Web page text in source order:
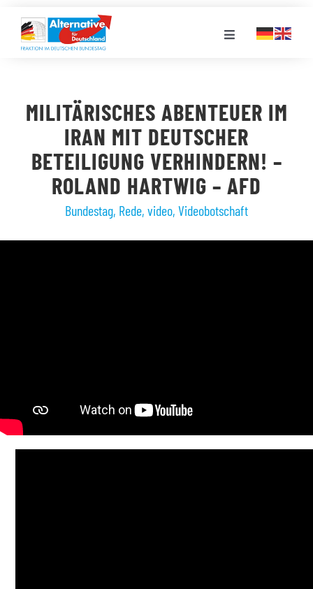
Inhalt
springen
Toggle
LANDESGRUPPEN
VERANSTALTUNGEN
MILITÄRISCHES ABENTEUER IM
IRAN MIT DEUTSCHER
BETEILIGUNG VERHINDERN! –
ROLAND HARTWIG – AFD
Bundestag, Rede, video, Videobotschaft